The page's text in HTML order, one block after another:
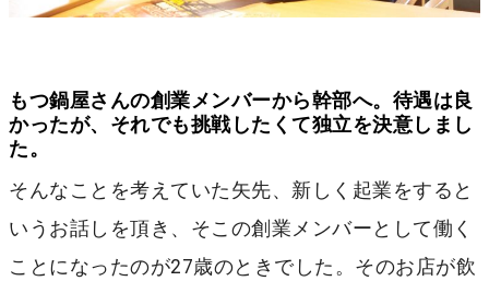
もつ鍋屋さんの創業メンバーから幹部へ。待遇は良
かったが、それでも挑戦したくて独立を決意しまし
た。
そんなことを考えていた矢先、新しく起業をすると
いうお話しを頂き、そこの創業メンバーとして働く
ことになったのが27歳のときでした。そのお店が飲